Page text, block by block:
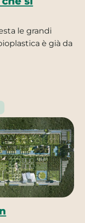
le grandi
è già da